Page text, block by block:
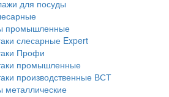
для посуды
промышленные
слесарные Expert
Профи
промышленные
производственные ВСТ
металлические